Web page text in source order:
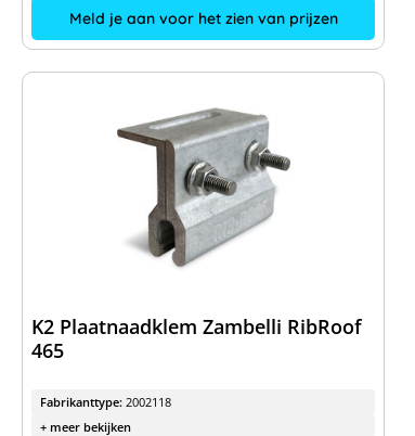
Meld je aan voor het zien van prijzen
K2 Plaatnaadklem Zambelli RibRoof
465
Fabrikanttype: 2002118
+ meer bekijken